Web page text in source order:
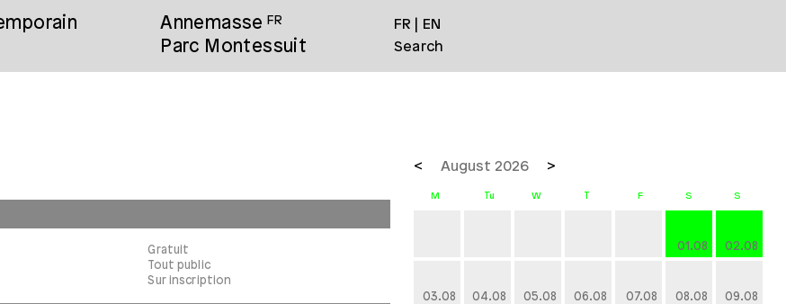
Annemasse FR
Parc Montessuit
FR
EN
Search
Gratuit
Tout public
Sur inscription
August 2026
01.08 02.08
03.08 04.08 05.08 06.08 07.08 08.08 09.08